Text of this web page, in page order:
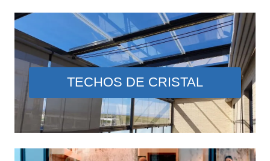
TECHOS DE CRISTAL